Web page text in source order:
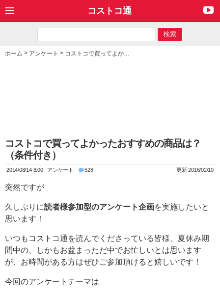
コストコ通
ホーム > アンケート > コストコで買ってよかったおすすめの商品は？（条件付き）
コストコで買ってよかったおすすめの商品は？
（条件付き）
2014/08/14 8:00 アンケート 528 更新 2016/02/10
突然ですが
久しぶりに読者様参加型のアンケート企画を実施したいと
思います！
いつもコストコ通を読んでくださっている皆様、夏休み期
間中の、しかもお盆まっただ中でお忙しいとは思います
が、お時間がある方はぜひご参加頂けると嬉しいです！
今回のアンケートテーマは